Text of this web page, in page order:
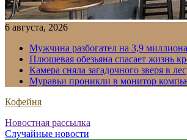
6 августа, 2026
Мужчина разбогател на 3,9
Плюшевая обезьяна спасает жизнь
Камера сняла загадочного зверя в
Муравьи проникли в монитор
Кофейня
Новостная рассылка
Случайные новости